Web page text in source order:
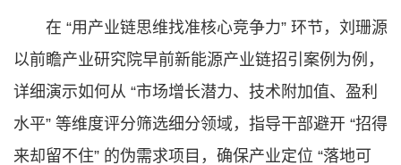
在 “用产业链思维找准核心竞争力” 环节，刘珊源
以前瞻产业研究院早前新能源产业链招引案例为例，
详细演示如何从 “市场增长潜力、技术附加值、盈利
水平” 等维度评分筛选细分领域，指导干部避开 “招得
来却留不住” 的伪需求项目，确保产业定位 “落地可